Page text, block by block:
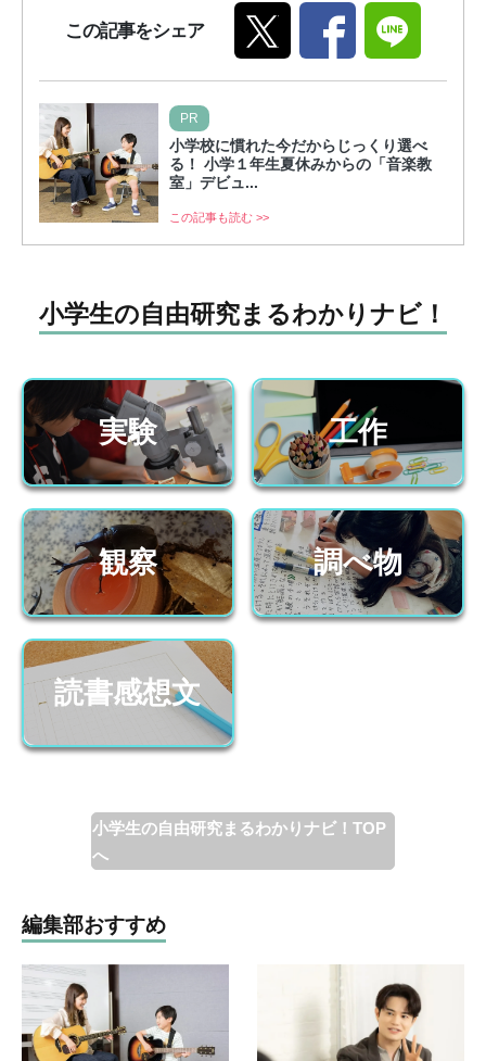
この記事をシェア
PR
小学校に慣れた今だからじっくり選べ
る！ 小学１年生夏休みからの「音楽教
室」デビュ...
この記事も読む >>
小学生の自由研究まるわかりナビ！
実験 工作
観察 調べ物
読書感想文
小学生の自由研究まるわかりナビ！TOP
へ
編集部おすすめ